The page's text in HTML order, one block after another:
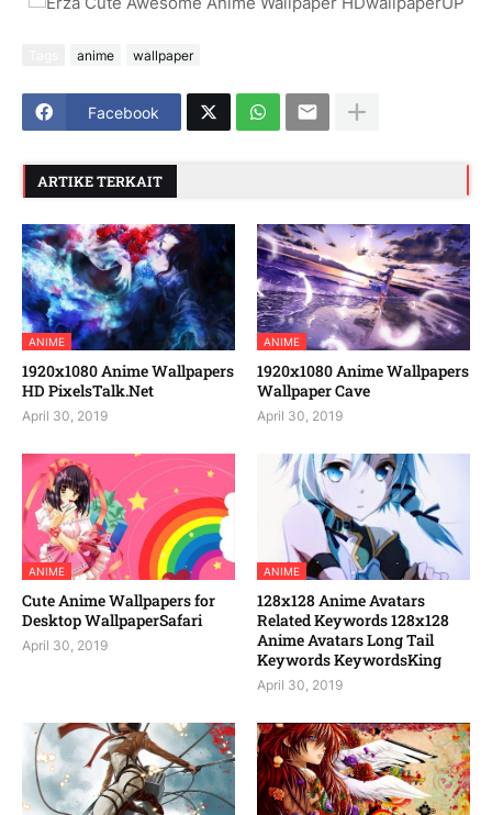
anime wallpaper
Facebook
ARTIKE TERKAIT
ANIME
1920x1080 Anime Wallpapers
HD PixelsTalk.Net
April 30, 2019
ANIME
1920x1080 Anime Wallpapers
Wallpaper Cave
April 30, 2019
ANIME
Cute Anime Wallpapers for
Desktop WallpaperSafari
April 30, 2019
ANIME
128x128 Anime Avatars
Related Keywords 128x128
Anime Avatars Long Tail
Keywords KeywordsKing
April 30, 2019